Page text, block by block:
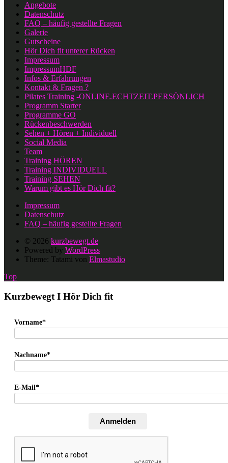
Angebote
Datenschutz
FAQ – häufig gestellte Fragen
Galerie
Gutscheine
Hör Dich fit unterer Rücken
Impressum
ImpressumHDF
Infos & Erfahrungen
Kontakt & Fragen ?
Pilates Training -ONLINE.ECHTZEIT.PERSÖNLICH
Programm Starter
Programme GO
Rückenbeschwerden
Sehen + Hören + Individuell
Social Media
Team
Training HÖREN
Training INDIVIDUELL
Training SEHEN
Warum gibt es Hör Dich fit?
Impressum
Datenschutz
FAQ – häufig gestellte Fragen
© 2026 kurzbewegt.de
Powered by WordPress
Theme: Tatami von Elmastudio
Top
Kurzbewegt I Hör Dich fit
Vorname*
Nachname*
E-Mail*
Anmelden